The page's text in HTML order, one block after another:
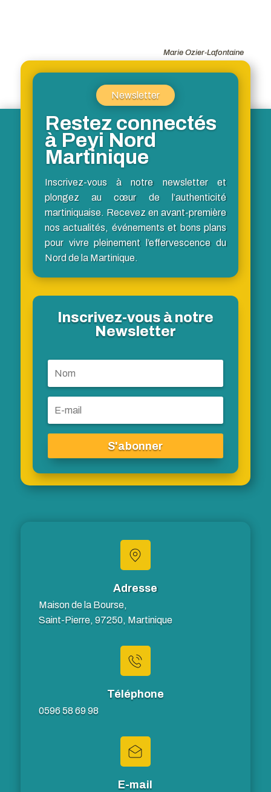
Marie Ozier-Lafontaine
Newsletter
Restez connectés
à Peyi Nord
Martinique
Inscrivez-vous à notre newsletter et
plongez au cœur de l’authenticité
martiniquaise. Recevez en avant-première
nos actualités, événements et bons plans
pour vivre pleinement l’effervescence du
Nord de la Martinique.
Inscrivez-vous à notre
Newsletter
S'abonner
Adresse
Maison de la Bourse,
Saint-Pierre, 97250, Martinique
Téléphone
0596 58 69 98
E-mail